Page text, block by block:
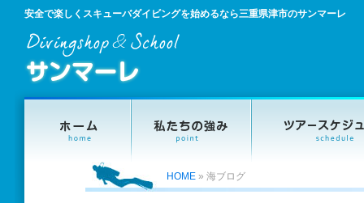
安全で楽しくスキューバダイビングを始めるなら三重県津市のサンマーレ
HOME » 海ブログ